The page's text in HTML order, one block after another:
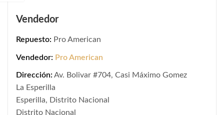
Vendedor
Repuesto: Pro American
Vendedor: Pro American
Dirección: Av. Bolivar #704, Casi Máximo Gomez
La Esperilla
Esperilla, Distrito Nacional
Distrito Nacional